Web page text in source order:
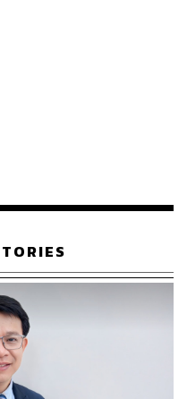
วงเวลาในการเลือกซื้อหุ้น
งไปยังหุ้นสหรัฐฯ อินเดีย